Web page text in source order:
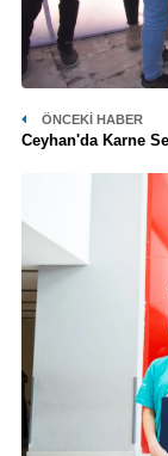
ÖNCEKI HABER
Ceyhan'da Karne